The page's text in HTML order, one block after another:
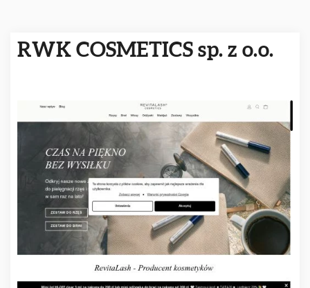
RWK COSMETICS sp. z o.o.